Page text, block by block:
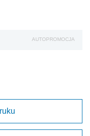
AUTOPROMOCJA